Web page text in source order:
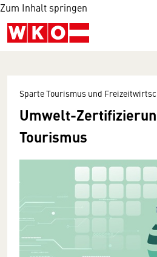
Zum Inhalt springen
Sparte Tourismus und
Umwelt-
Tourismus